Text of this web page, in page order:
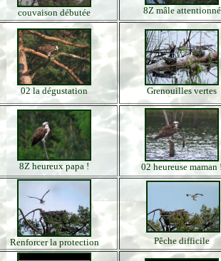
couvaison débutée 8Z mâle attentionné
02 la dégustation Grenouilles vertes
8Z heureux papa ! 02 heureuse maman !
Renforcer la protection Pêche difficile